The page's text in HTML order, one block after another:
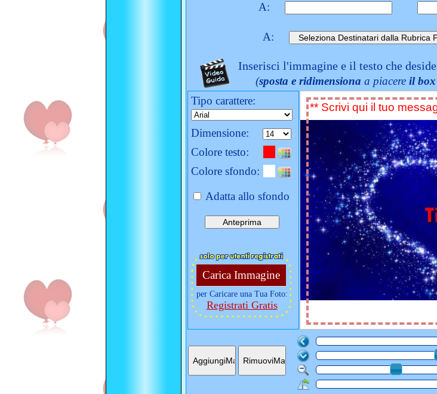
A:
A:
Inserisci l'immagine e il testo che
(sposta e ridimensiona a piacere il box
Tipo carattere:
Dimensione:
Colore testo:
Colore sfondo:
Adatta allo sfondo
Carica Immagine
per Caricare una Tua Foto:
Registrati Gratis